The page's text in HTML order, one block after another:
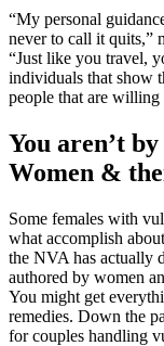
“My personal
never to call it quits,”
“Just like you travel,
individuals that show
people that are
You aren’t
Women &
Some females with
what accomplish
the NVA has actually
authored by women
You might get
remedies. Down the
for couples handling